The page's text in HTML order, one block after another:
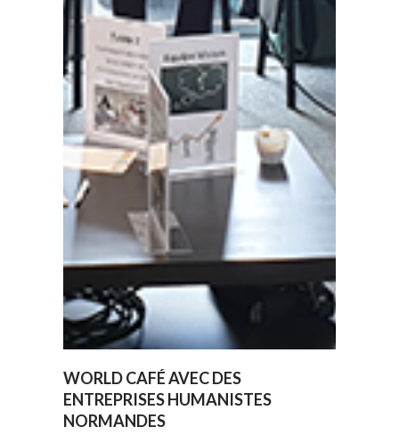
WORLD CAFÉ AVEC DES
ENTREPRISES HUMANISTES
NORMANDES